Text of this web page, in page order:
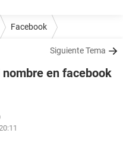
Facebook
Siguiente Tema
en facebook